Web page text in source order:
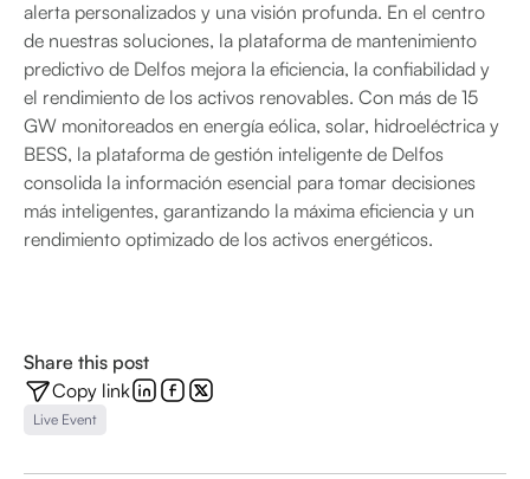
alerta personalizados y una visión profunda. En el centro
de nuestras soluciones, la plataforma de mantenimiento
predictivo de Delfos mejora la eficiencia, la confiabilidad y
el rendimiento de los activos renovables. Con más de 15
GW monitoreados en energía eólica, solar, hidroeléctrica y
BESS, la plataforma de gestión inteligente de Delfos
consolida la información esencial para tomar decisiones
más inteligentes, garantizando la máxima eficiencia y un
rendimiento optimizado de los activos energéticos.
Share this post
Copy link
Live Event